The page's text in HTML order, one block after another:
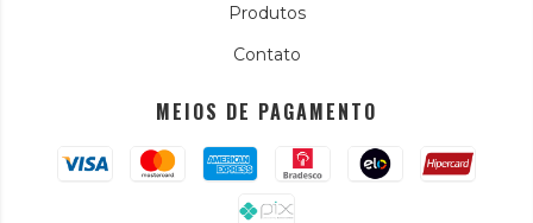
Produtos
Contato
MEIOS DE PAGAMENTO